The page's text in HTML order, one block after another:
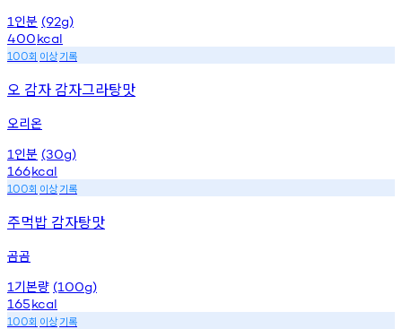
1 인분 (92g)
400kcal
100회 이상기록
오 감자 감자그라탕맛
오리온
1 인분 (30g)
166kcal
100회 이상기록
주먹밥 감자탕맛
곰곰
1 기본량 (100g)
165kcal
100회 이상기록